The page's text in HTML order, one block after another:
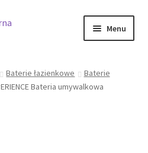
Menu
Baterie łazienkowe
Baterie
Bateria umywalkowa